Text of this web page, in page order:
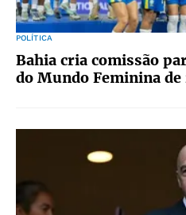
POLÍTICA
Bahia cria comissão
do Mundo Feminina de